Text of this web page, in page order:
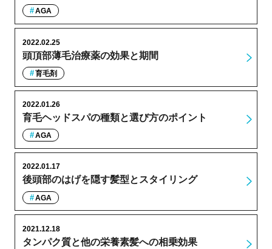
AGA
頭頂部薄毛治療薬の効果と期間
2022.02.25
育毛剤
育毛ヘッドスパの種類と選び方のポイント
2022.01.26
AGA
後頭部のはげを隠す髪型とスタイリング
2022.01.17
AGA
タンパク質と他の栄養素髪への相乗効果
2021.12.18